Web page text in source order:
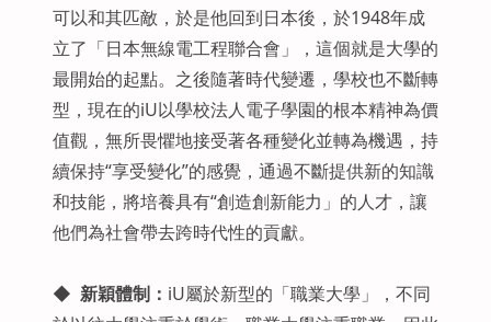
可以和其匹敵，於是他回到日本後，於1948年成
立了「日本無線電工程聯合會」，這個就是大學的
最開始的起點。之後隨著時代變遷，學校也不斷轉
型，現在的iU以學校法人電子學園的根本精神為價
值觀，無所畏懼地接受著各種變化並轉為機遇，持
續保持“享受變化”的感覺，通過不斷提供新的知識
和技能，將培養具有“創造創新能力」的人才，讓
他們為社會帶去跨時代性的貢獻。
◆ 新穎體制： iU屬於新型的「職業大學」，不同